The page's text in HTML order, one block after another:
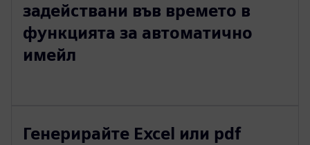
задействани във времето в
функцията за автоматично
имейл
Генерирайте Excel или pdf